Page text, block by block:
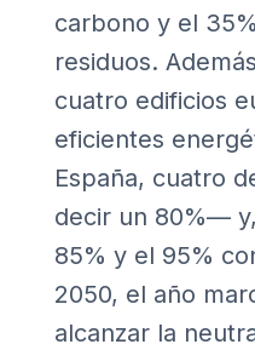
carbono y el
residuos.
cuatro edificios
eficientes
España, cuatro
decir un 80%—
85% y el 95%
2050, el año
alcanzar la